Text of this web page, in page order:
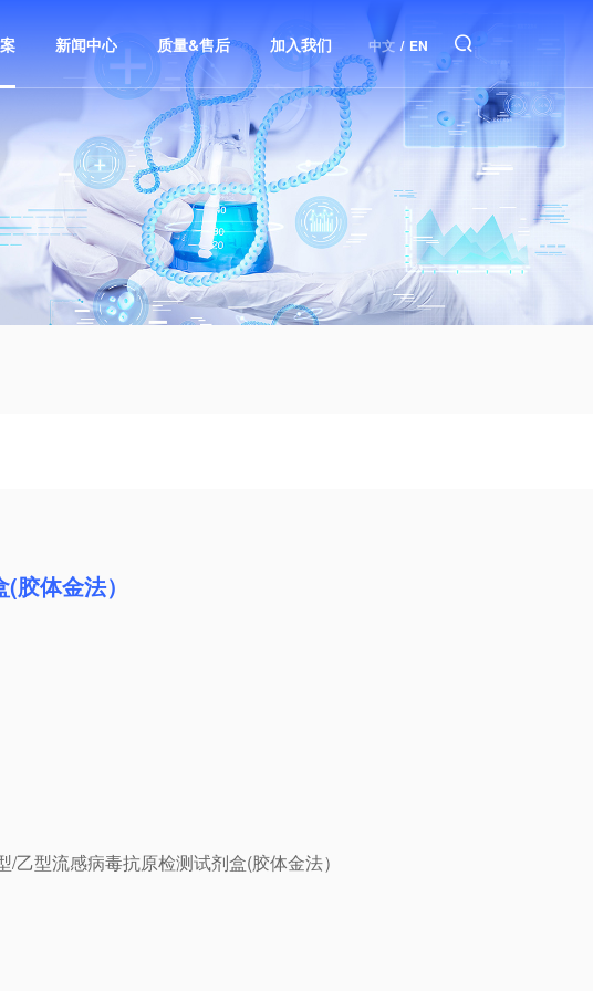
中文 / EN
新闻中心 质量&售后 加入我们
体金法）
/乙型流感病毒抗原检测试剂盒(胶体金法）